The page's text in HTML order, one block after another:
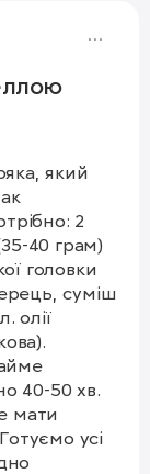
олії.
квасолю
який
головки
суміш
40-50 хв.
мати
усі